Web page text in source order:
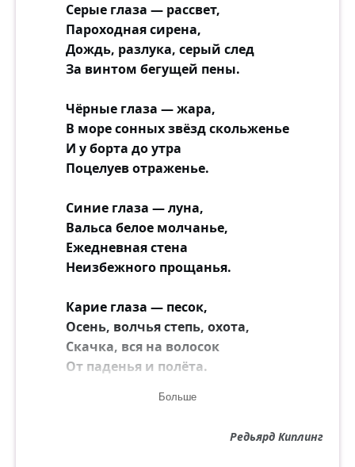
Серые глаза — рассвет,
Пароходная сирена,
Дождь, разлука, серый след
За винтом бегущей пены.
Чёрные глаза — жара,
В море сонных звёзд скольженье
И у борта до утра
Поцелуев отраженье.
Синие глаза — луна,
Вальса белое молчанье,
Ежедневная стена
Неизбежного прощанья.
Карие глаза — песок,
Осень, волчья степь, охота,
Скачка, вся на волосок
От паденья и полёта.
Нет, я не судья для них,
Больше
Редьярд Киплинг